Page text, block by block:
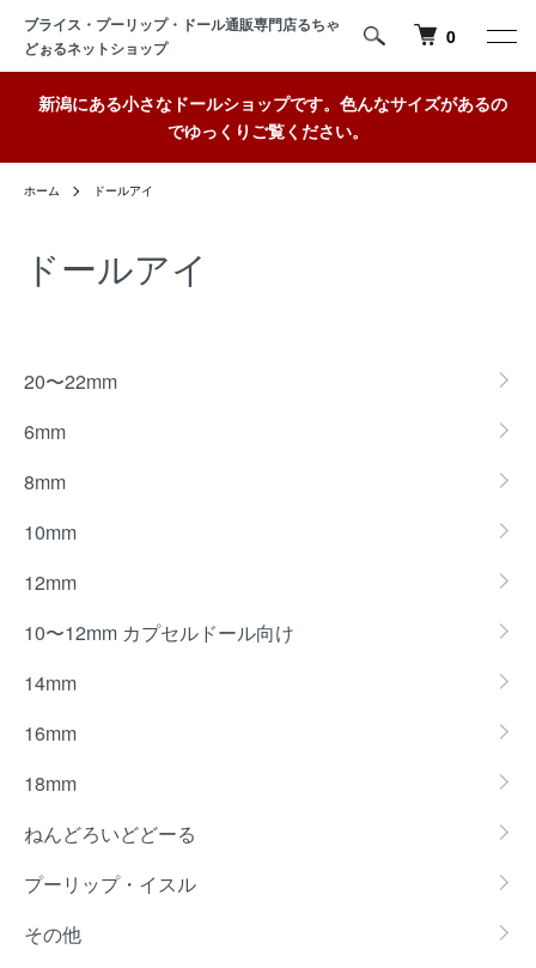
ブライス・プーリップ・ドール通販専門店るちゃ
どぉるネットショップ
0
新潟にある小さなドールショップです。色んなサイズがあるの
でゆっくりご覧ください。
ホーム ドールアイ
ドールアイ
20〜22mm
6mm
8mm
10mm
12mm
10〜12mm カプセルドール向け
14mm
16mm
18mm
ねんどろいどどーる
プーリップ・イスル
その他